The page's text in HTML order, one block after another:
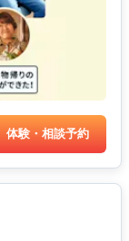
体験・相談予約